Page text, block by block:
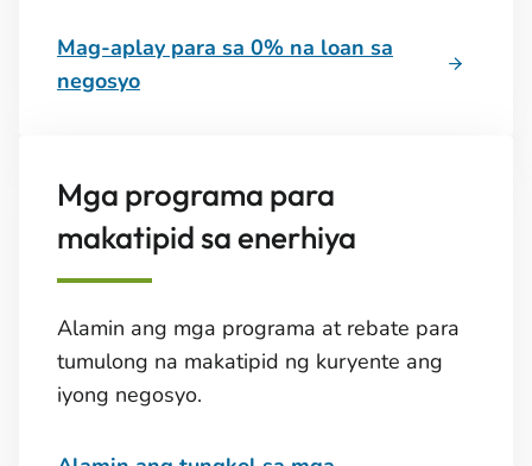
Mag-aplay para sa 0% na loan sa
negosyo
Mga programa para
makatipid sa enerhiya
Alamin ang mga programa at rebate para
tumulong na makatipid ng kuryente ang
iyong negosyo.